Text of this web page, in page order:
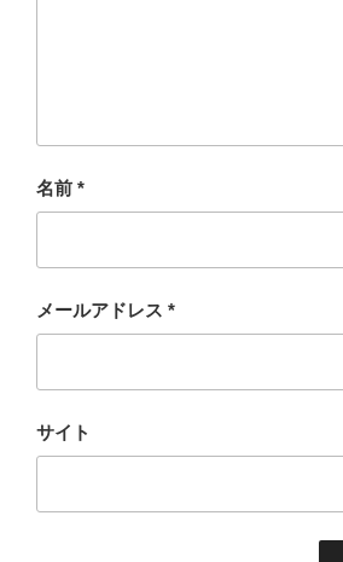
名前 *
メールアドレス *
サイト